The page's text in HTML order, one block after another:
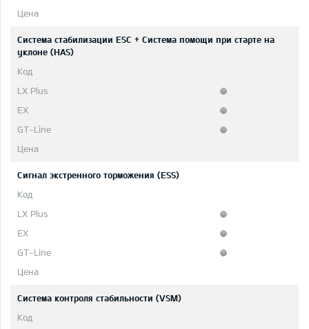
Система стабилизации ESC + Система помощи при старте на
уклоне (HAS)
Сигнал экстренного торможения (ESS)
Система контроля стабильности (VSM)